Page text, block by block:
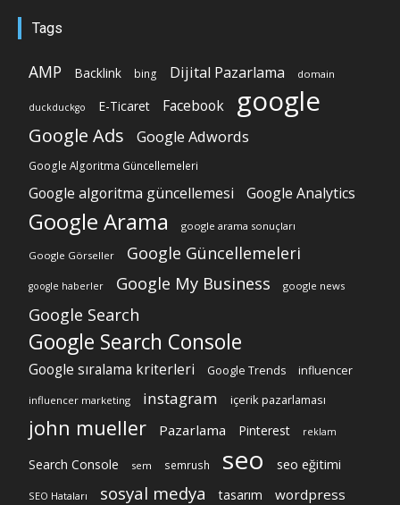
Tags
AMP Backlink bing Dijital Pazarlama domain
duckduckgo E-Ticaret Facebook google
Google Ads Google Adwords
Google Algoritma Güncellemeleri
Google algoritma güncellemesi Google Analytics
Google Arama google arama sonuçları
Google Görseller Google Güncellemeleri
google haberler Google My Business google news
Google Search
Google Search Console
Google sıralama kriterleri Google Trends influencer
influencer marketing instagram içerik pazarlaması
john mueller Pazarlama Pinterest reklam
Search Console sem semrush seo seo eğitimi
SEO Hataları sosyal medya tasarım wordpress